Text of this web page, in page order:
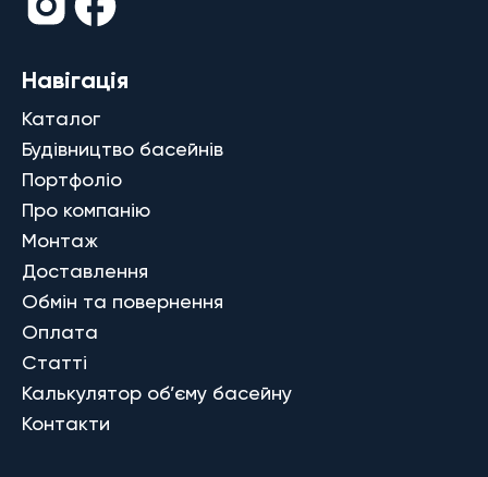
Навігація
Каталог
Будівництво басейнів
Портфоліо
Про компанію
Монтаж
Доставлення
Обмін та повернення
Оплата
Статті
Калькулятор об’єму басейну
Контакти